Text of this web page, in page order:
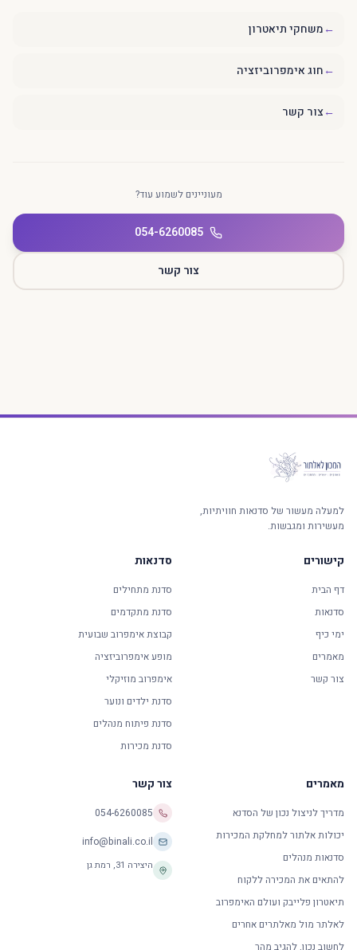
←משחקי תיאטרון
←חוג אימפרוביזציה
←צור קשר
מעוניינים לשמוע עוד?
054-6260085
צור קשר
למעלה מעשור של סדנאות חוויתיות,
מעשירות ומגבשות.
קישורים
דף הבית
סדנאות
ימי כיף
מאמרים
צור קשר
סדנאות
סדנת מתחילים
סדנת מתקדמים
קבוצת אימפרוב שבועית
מופע אימפרוביזציה
אימפרוב מוזיקלי
סדנת ילדים ונוער
סדנת פיתוח מנהלים
סדנת מכירות
מאמרים
מדריך לניצול נכון של הסדנא
יכולות אלתור למחלקת המכירות
סדנאות מנהלים
להתאים את המכירה ללקוח
תיאטרון פלייבק ועולם האימפרוב
לאלתר מול מאלתרים אחרים
לחשוב נכון, להגיב מהר
צור קשר
054-6260085
info@binali.co.il
היצירה 31 , רמת גן